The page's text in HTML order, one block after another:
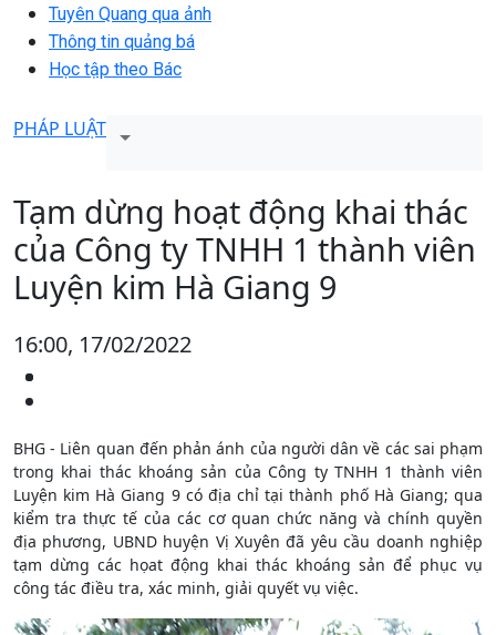
Tuyên Quang qua ảnh
Thông tin quảng bá
Học tập theo Bác
PHÁP LUẬT
Tạm dừng hoạt động khai thác
của Công ty TNHH 1 thành viên
Luyện kim Hà Giang 9
16:00, 17/02/2022
BHG - Liên quan đến phản ánh của người dân về các sai phạm
trong khai thác khoáng sản của Công ty TNHH 1 thành viên
Luyện kim Hà Giang 9 có địa chỉ tại thành phố Hà Giang; qua
kiểm tra thực tế của các cơ quan chức năng và chính quyền
địa phương, UBND huyện Vị Xuyên đã yêu cầu doanh nghiệp
tạm dừng các họat động khai thác khoáng sản để phục vụ
công tác điều tra, xác minh, giải quyết vụ việc.